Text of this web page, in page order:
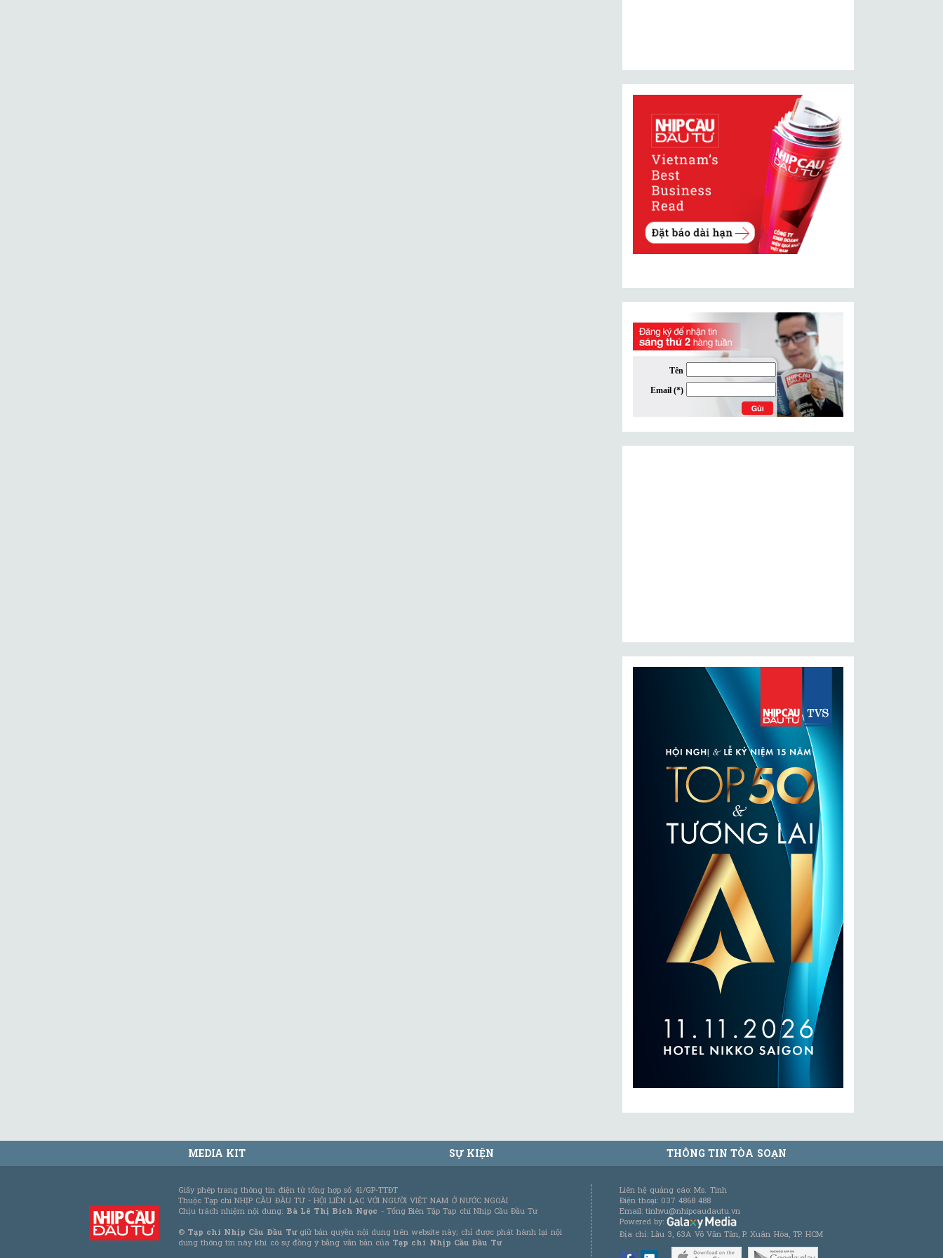
MEDIA KIT SỰ KIỆN THÔNG TIN TÒA SOẠN
Giấy phép trang thông tin điện tử tổng hợp số 41/GP-TTĐT
Thuộc Tạp chí NHỊP CẦU ĐẦU TƯ - HỘI LIÊN LẠC VỚI NGƯỜI VIỆT NAM Ở NƯỚC NGOÀI
Chịu trách nhiệm nội dung: Bà Lê Thị Bích Ngọc - Tổng Biên Tập Tạp chí Nhịp Cầu Đầu Tư
© Tạp chí Nhịp Cầu Đầu Tưgiữ bản quyền nội dung trên website này; chỉ được phát hành lại nội
dung thông tin này khi có sự đồng ý bằng văn bản của Tạp chí Nhịp Cầu Đầu Tư
Liên hệ quảng cáo: Ms. Tình
Điện thoại: 037 4868 488
Email: tinhvu@nhipcaudautu.vn
Powered by:
Địa chỉ: Lầu 3, 63A Võ Văn Tần, P. Xuân Hòa, TP. HCM